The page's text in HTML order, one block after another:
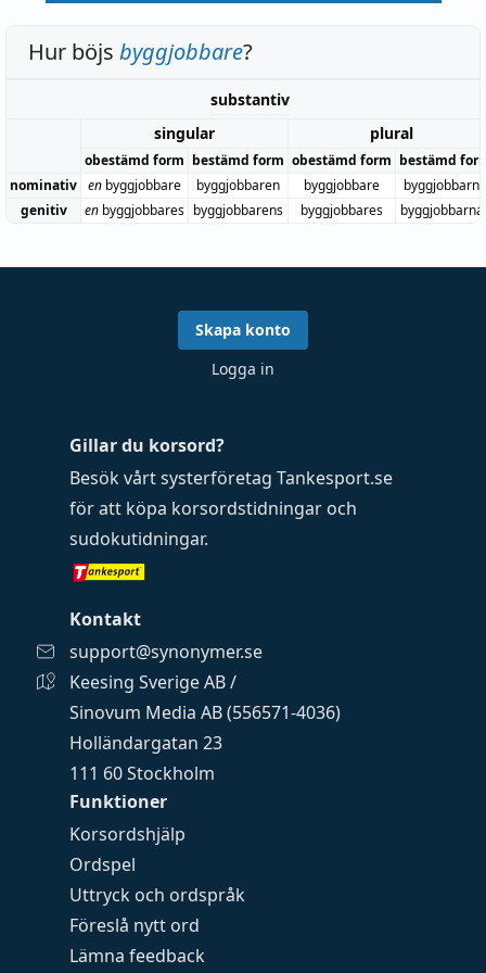
Hur böjs byggjobbare?
substantiv
singular
plural
obestämd form bestämd form obestämd form bestämd
nominativ en byggjobbare byggjobbaren byggjobbare
byggjobbarna
genitiv
en byggjobbares byggjobbarens byggjobbares
Funktioner
Korsordshjälp
Ordspel
Uttryck och ordspråk
Föreslå nytt ord
Lämna feedback
Gillar du korsord?
Besök vårt systerföretag Tankesport.se
för att köpa korsordstidningar och
sudokutidningar.
Kontakt
support@synonymer.se
Keesing Sverige AB /
Sinovum Media AB (556571-4036)
Holländargatan 23
111 60 Stockholm
Skapa konto
Logga in